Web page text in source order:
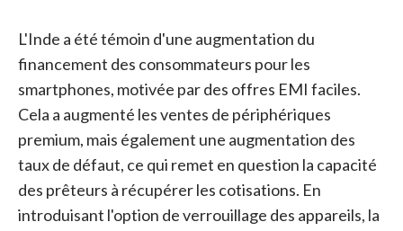
L'Inde a été témoin d'une augmentation du
financement des consommateurs pour les
smartphones, motivée par des offres EMI faciles.
Cela a augmenté les ventes de périphériques
premium, mais également une augmentation des
taux de défaut, ce qui remet en question la capacité
des prêteurs à récupérer les cotisations. En
introduisant l'option de verrouillage des appareils, la